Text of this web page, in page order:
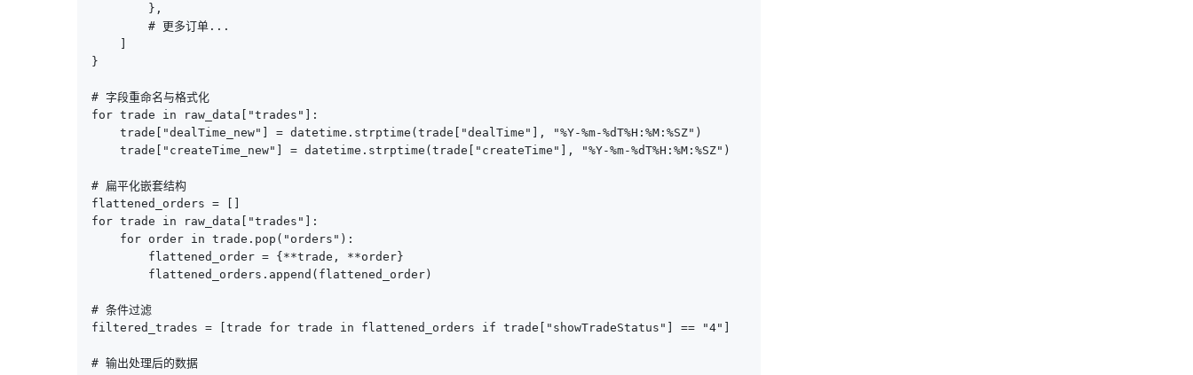
        },
        # 更多订单...
}
# 字段重命名与格式化
for trade in raw_data["trades"]:
    trade["dealTime_new"] = datetime.strptime(trade["dealTime"], "%Y-%m-%dT%H:%M:%SZ")
    trade["createTime_new"] = datetime.strptime(trade["createTime"], "%Y-%m-%dT%H:%M:%SZ")
# 扁平化嵌套结构
flattened_orders = []
for trade in raw_data["trades"]:
    for order in trade.pop("orders"):
        flattened_order = {**trade, **order}
        flattened_orders.append(flattened_order)
# 条件过滤
filtered_trades = [trade for trade in flattened_orders if trade["showTradeStatus"] == "4"]
# 输出处理后的数据